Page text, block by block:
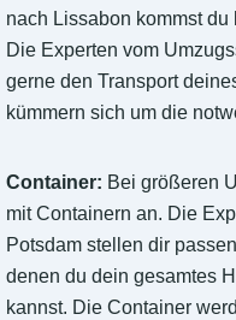
nach Lissabon kommst
Die Experten vom
gerne den Transport
kümmern sich um die
Container: Bei größeren
mit Containern an. Die
Potsdam stellen dir
denen du dein gesamtes
kannst. Die Container